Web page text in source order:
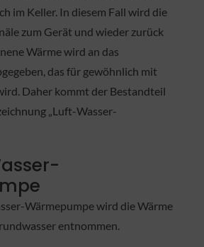
im Keller. In diesem Fall wird die
zum Gerät und wieder zurück
Wärme wird an das
das für gewöhnlich mit
Daher kommt der Bestandteil
„Luft-Wasser-
Wärmepumpe wird die Wärme
entnommen.